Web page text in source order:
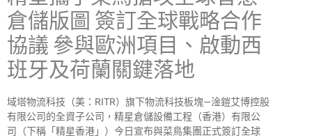
倉儲版圖 簽訂全球戰略合作
協議 參與歐洲項目、啟動西
班牙及荷蘭關鍵落地
域塔物流科技（美：RITR）旗下物流科技板塊—淦鎧艾博控股
有限公司的全資子公司，精星倉儲設備工程（香港）有限公
司（下稱「精星香港」）今日宣布與菜鳥集團正式簽訂全球